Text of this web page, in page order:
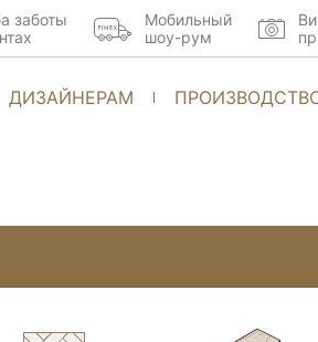
ДИЗАЙНЕРАМ
заботы
Мобильный
шоу-рум